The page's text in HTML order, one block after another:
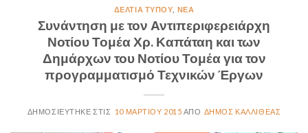
ΔΕΛΤΊΑ ΤΎΠΟΥ ΝΈΑ
Συνάντηση με τον Αντιπεριφερειάρχη
Νοτίου Τομέα Χρ. Καπάταη και των
Δημάρχων του Νοτίου Τομέα για τον
προγραμματισμό Τεχνικών Έργων
10 ΜΑΡΤΊΟΥ 2015 ΔΉΜΟΣ ΚΑΛΛΙΘΈΑΣ